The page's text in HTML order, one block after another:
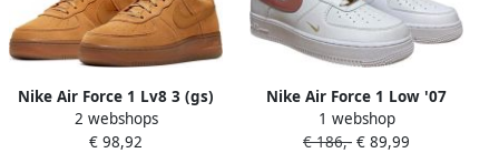
Nike Air Force 1 Lv8 3 (gs)
Basketball Schoenen wheat
wheat gum light brown
2 webshops
€ 98,92
Nike Air Force 1 Low '07
Rust Pink Dames Sneakers
Wit Roze Limited Edition
1 webshop
€ 186,- € 89,99